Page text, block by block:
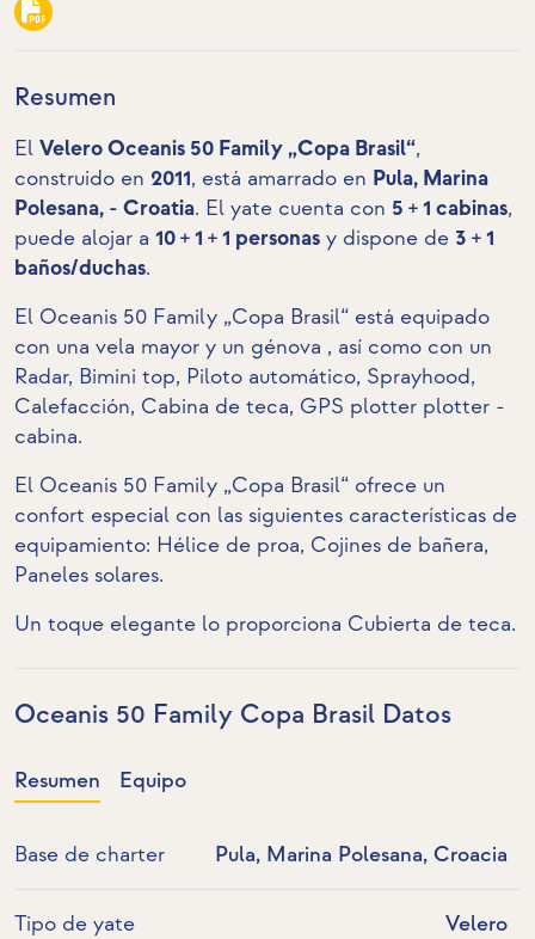
Resumen
El Velero Oceanis 50 Family „Copa Brasil“,
construido en 2011, está amarrado en Pula, Marina
Polesana, - Croatia. El yate cuenta con 5 + 1 cabinas,
puede alojar a 10 + 1 + 1 personas y dispone de 3 + 1
baños/duchas.
El Oceanis 50 Family „Copa Brasil“ está equipado
con una vela mayor y un génova , así como con un
Radar, Bimini top, Piloto automático, Sprayhood,
Calefacción, Cabina de teca, GPS plotter plotter -
cabina.
El Oceanis 50 Family „Copa Brasil“ ofrece un
confort especial con las siguientes características de
equipamiento: Hélice de proa, Cojines de bañera,
Paneles solares.
Un toque elegante lo proporciona Cubierta de teca.
Oceanis 50 Family Copa Brasil Datos
Resumen Equipo
Base de charter Pula, Marina Polesana, Croacia
Tipo de yate Velero